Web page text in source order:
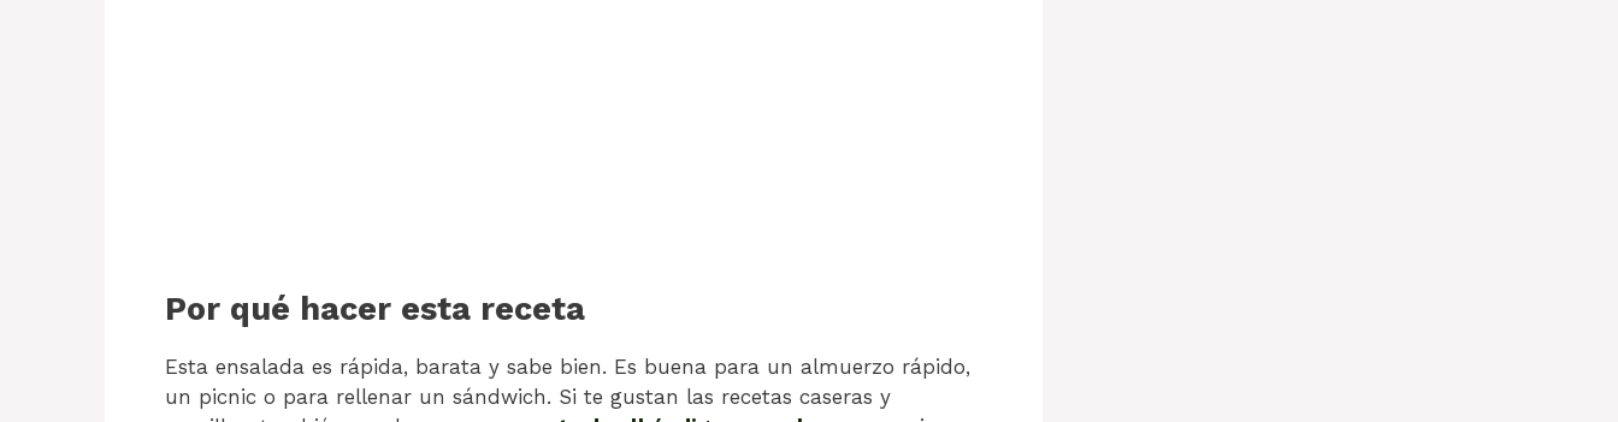
Por qué hacer esta receta
Esta ensalada es rápida, barata y sabe bien. Es buena para un almuerzo rápido,
un picnic o para rellenar un sándwich. Si te gustan las recetas caseras y